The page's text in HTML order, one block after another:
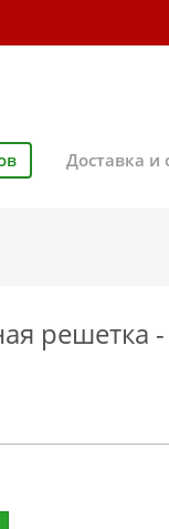
Доставка и
решетка -